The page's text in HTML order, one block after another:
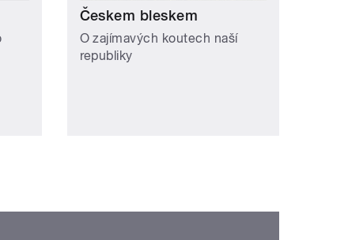
Českem bleskem
O zajímavých koutech naší
republiky